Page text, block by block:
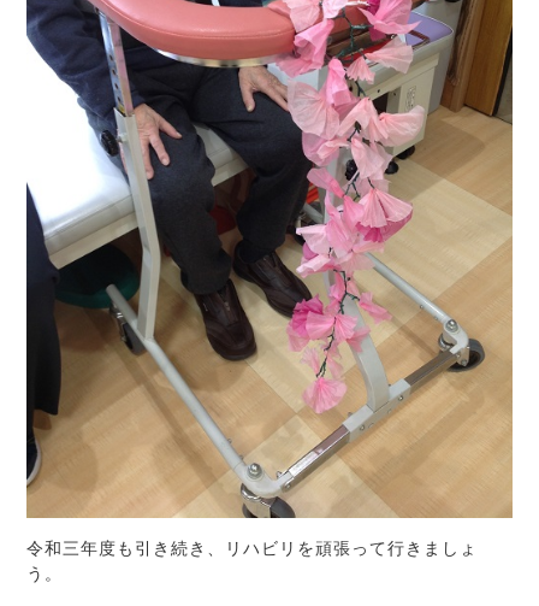
令和三年度も引き続き、リハビリを頑張って行きましょ
う。